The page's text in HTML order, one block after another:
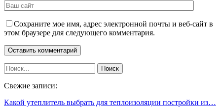
Сохраните мое имя, адрес электронной почты и веб-сайт в
этом браузере для следующего комментария.
Свежие записи:
Какой утеплитель выбрать для теплоизоляции постройки из…